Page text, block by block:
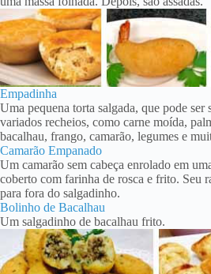
Empadinha
Uma pequena torta salgada, que pode ser
variados recheios, como carne moída,
bacalhau, frango, camarão, legumes e
Camarão Empanado
Um camarão sem cabeça enrolado em
coberto com farinha de rosca e frito. Seu
para fora do salgadinho.
Bolinho de Bacalhau
Um salgadinho de bacalhau frito.